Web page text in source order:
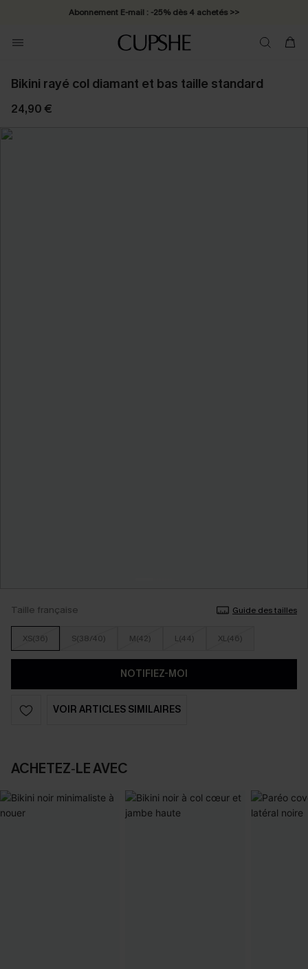
Abonnement E-mail : -25% dès 4 achetés >>
Bikini rayé col diamant et bas taille standard
24,90 €
Taille française Guide des tailles
XS(36) S(38/40) M(42) L(44) XL(46)
NOTIFIEZ-MOI
VOIR ARTICLES SIMILAIRES
ACHETEZ‑LE AVEC